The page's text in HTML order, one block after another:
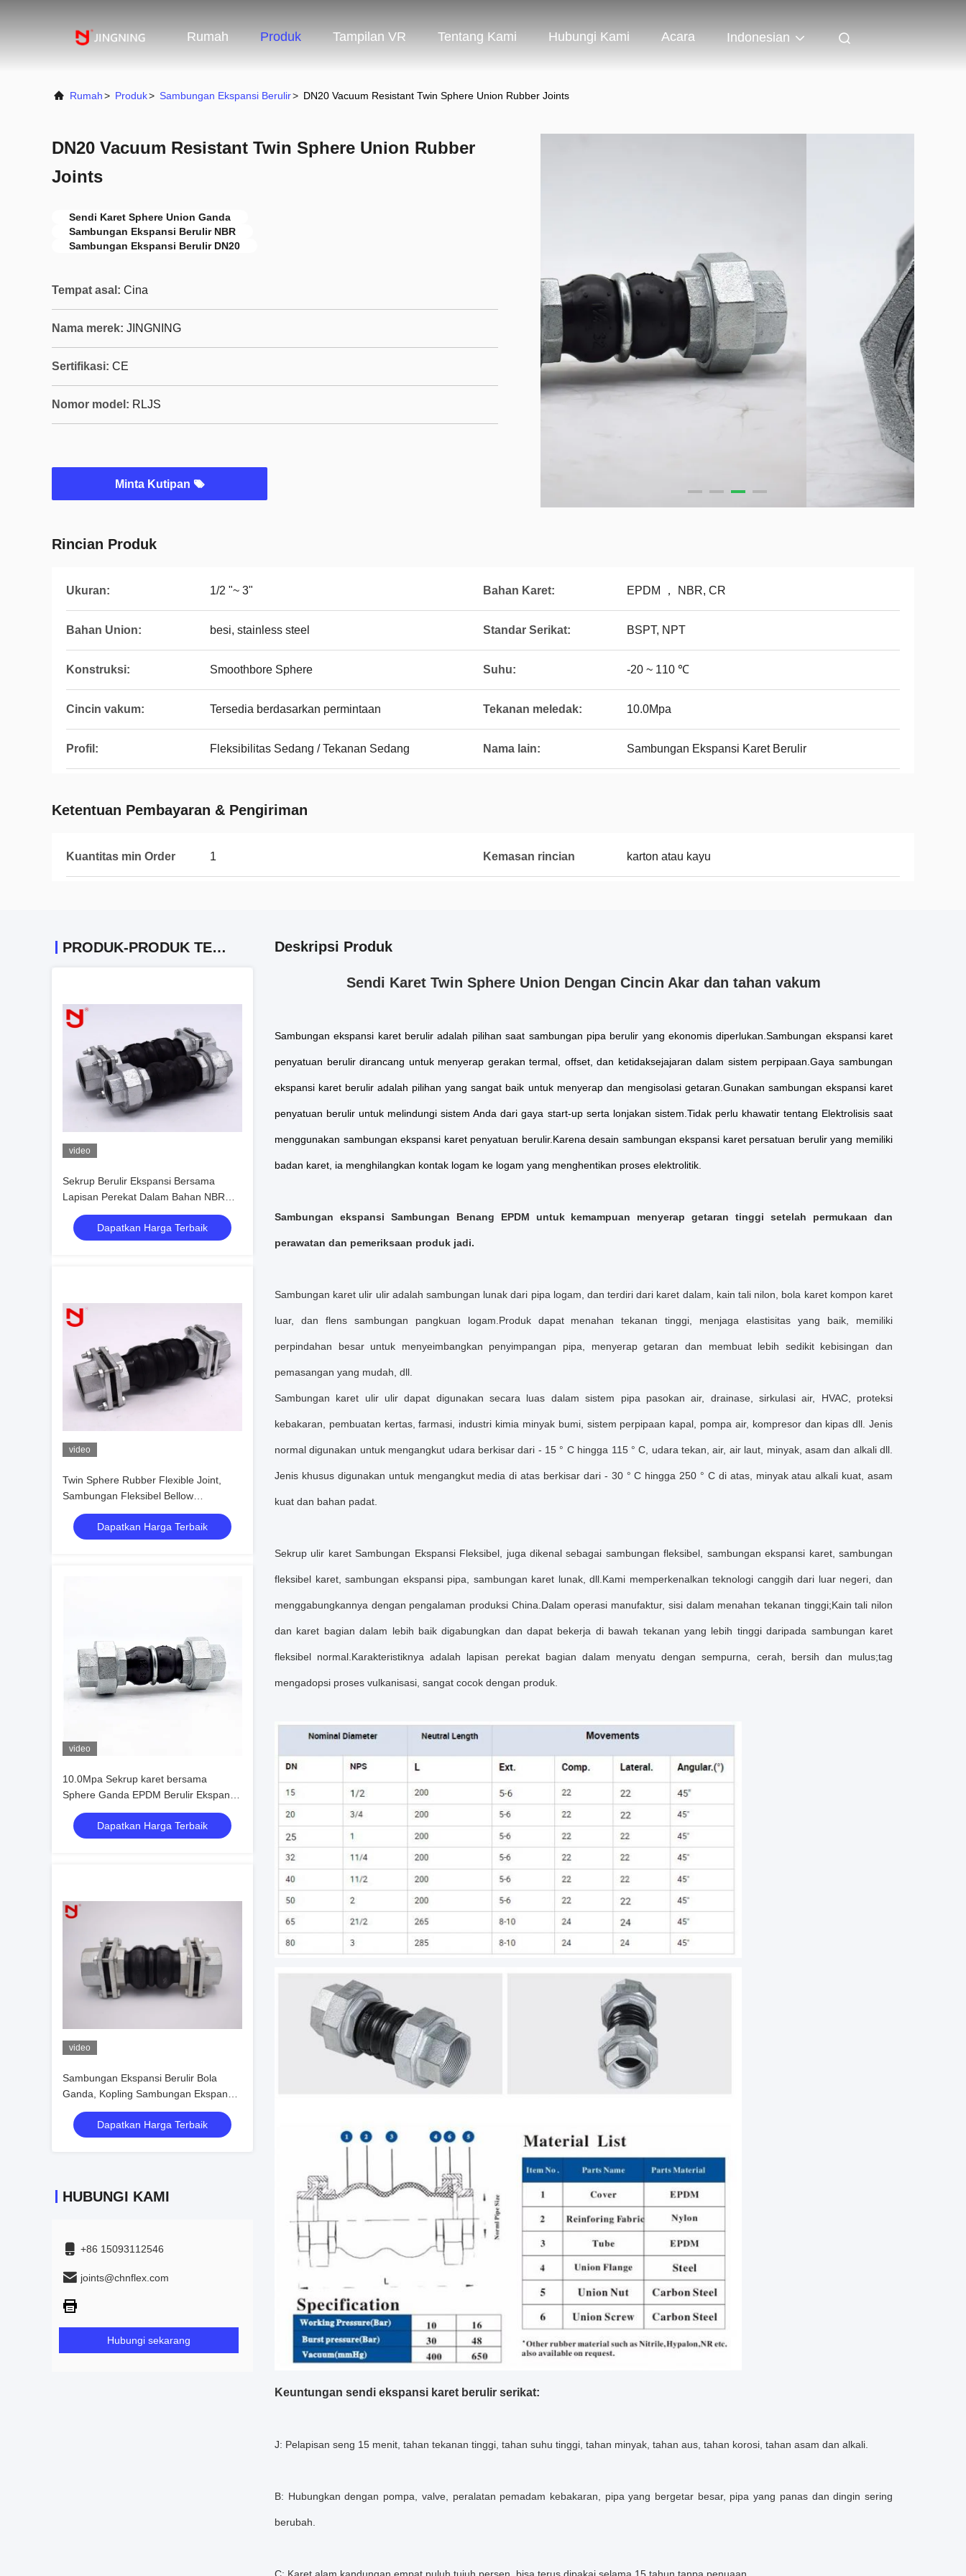
Rumah Produk Tampilan VR Tentang Kami Hubungi Kami Acara Indonesian
Rumah> Produk> Sambungan Ekspansi Berulir> DN20 Vacuum Resistant Twin Sphere Union Rubber Joints
DN20 Vacuum Resistant Twin Sphere Union Rubber
Joints
Sendi Karet Sphere Union Ganda
Sambungan Ekspansi Berulir NBR
Sambungan Ekspansi Berulir DN20
Tempat asal: Cina
Nama merek: JINGNING
Sertifikasi: CE
Nomor model: RLJS
Minta Kutipan
Rincian Produk
Ukuran: 1/2 "~ 3" Bahan Karet: EPDM ， NBR, CR
Bahan Union: besi, stainless steel Standar Serikat: BSPT, NPT
Konstruksi: Smoothbore Sphere Suhu: -20 ~ 110 ℃
Cincin vakum: Tersedia berdasarkan permintaan Tekanan meledak: 10.0Mpa
Profil: Fleksibilitas Sedang / Tekanan Sedang Nama lain: Sambungan Ekspansi Karet Berulir
Ketentuan Pembayaran & Pengiriman
Kuantitas min Order 1 Kemasan rincian karton atau kayu
PRODUK-PRODUK TERKAIT
video
Sekrup Berulir Ekspansi Bersama
Lapisan Perekat Dalam Bahan NBR
Seamless
Dapatkan Harga Terbaik
video
Twin Sphere Rubber Flexible Joint,
Sambungan Fleksibel Bellow
Expansion Joint Female
Dapatkan Harga Terbaik
video
10.0Mpa Sekrup karet bersama
Sphere Ganda EPDM Berulir Ekspansi
Bersama
Dapatkan Harga Terbaik
video
Sambungan Ekspansi Berulir Bola
Ganda, Kopling Sambungan Ekspansi
Stabil Termal
Dapatkan Harga Terbaik
HUBUNGI KAMI
+86 15093112546
joints@chnflex.com
Hubungi sekarang
Deskripsi Produk
Sendi Karet Twin Sphere Union Dengan Cincin Akar dan tahan vakum
Sambungan ekspansi karet berulir adalah pilihan saat sambungan pipa berulir yang ekonomis diperlukan.Sambungan ekspansi karet
penyatuan berulir dirancang untuk menyerap gerakan termal, offset, dan ketidaksejajaran dalam sistem perpipaan.Gaya sambungan
ekspansi karet berulir adalah pilihan yang sangat baik untuk menyerap dan mengisolasi getaran.Gunakan sambungan ekspansi karet
penyatuan berulir untuk melindungi sistem Anda dari gaya start-up serta lonjakan sistem.Tidak perlu khawatir tentang Elektrolisis saat
menggunakan sambungan ekspansi karet penyatuan berulir.Karena desain sambungan ekspansi karet persatuan berulir yang memiliki
badan karet, ia menghilangkan kontak logam ke logam yang menghentikan proses elektrolitik.
Sambungan ekspansi Sambungan Benang EPDM untuk kemampuan menyerap getaran tinggi setelah permukaan dan
perawatan dan pemeriksaan produk jadi.
Sambungan karet ulir ulir adalah sambungan lunak dari pipa logam, dan terdiri dari karet dalam, kain tali nilon, bola karet kompon karet
luar, dan flens sambungan pangkuan logam.Produk dapat menahan tekanan tinggi, menjaga elastisitas yang baik, memiliki
perpindahan besar untuk menyeimbangkan penyimpangan pipa, menyerap getaran dan membuat lebih sedikit kebisingan dan
pemasangan yang mudah, dll.
Sambungan karet ulir ulir dapat digunakan secara luas dalam sistem pipa pasokan air, drainase, sirkulasi air, HVAC, proteksi
kebakaran, pembuatan kertas, farmasi, industri kimia minyak bumi, sistem perpipaan kapal, pompa air, kompresor dan kipas dll. Jenis
normal digunakan untuk mengangkut udara berkisar dari - 15 ° C hingga 115 ° C, udara tekan, air, air laut, minyak, asam dan alkali dll.
Jenis khusus digunakan untuk mengangkut media di atas berkisar dari - 30 ° C hingga 250 ° C di atas, minyak atau alkali kuat, asam
kuat dan bahan padat.
Sekrup ulir karet Sambungan Ekspansi Fleksibel, juga dikenal sebagai sambungan fleksibel, sambungan ekspansi karet, sambungan
fleksibel karet, sambungan ekspansi pipa, sambungan karet lunak, dll. Kami memperkenalkan teknologi canggih dari luar negeri, dan
menggabungkannya dengan pengalaman produksi China.Dalam operasi manufaktur, sisi dalam menahan tekanan tinggi;Kain tali nilon
dan karet bagian dalam lebih baik digabungkan dan dapat bekerja di bawah tekanan yang lebih tinggi daripada sambungan karet
fleksibel normal.Karakteristiknya adalah lapisan perekat bagian dalam menyatu dengan sempurna, cerah, bersih dan mulus;tag
mengadopsi proses vulkanisasi, sangat cocok dengan produk.
Keuntungan sendi ekspansi karet berulir serikat:
J: Pelapisan seng 15 menit, tahan tekanan tinggi, tahan suhu tinggi, tahan minyak, tahan aus, tahan korosi, tahan asam dan alkali.
B: Hubungkan dengan pompa, valve, peralatan pemadam kebakaran, pipa yang bergetar besar, pipa yang panas dan dingin sering
berubah.